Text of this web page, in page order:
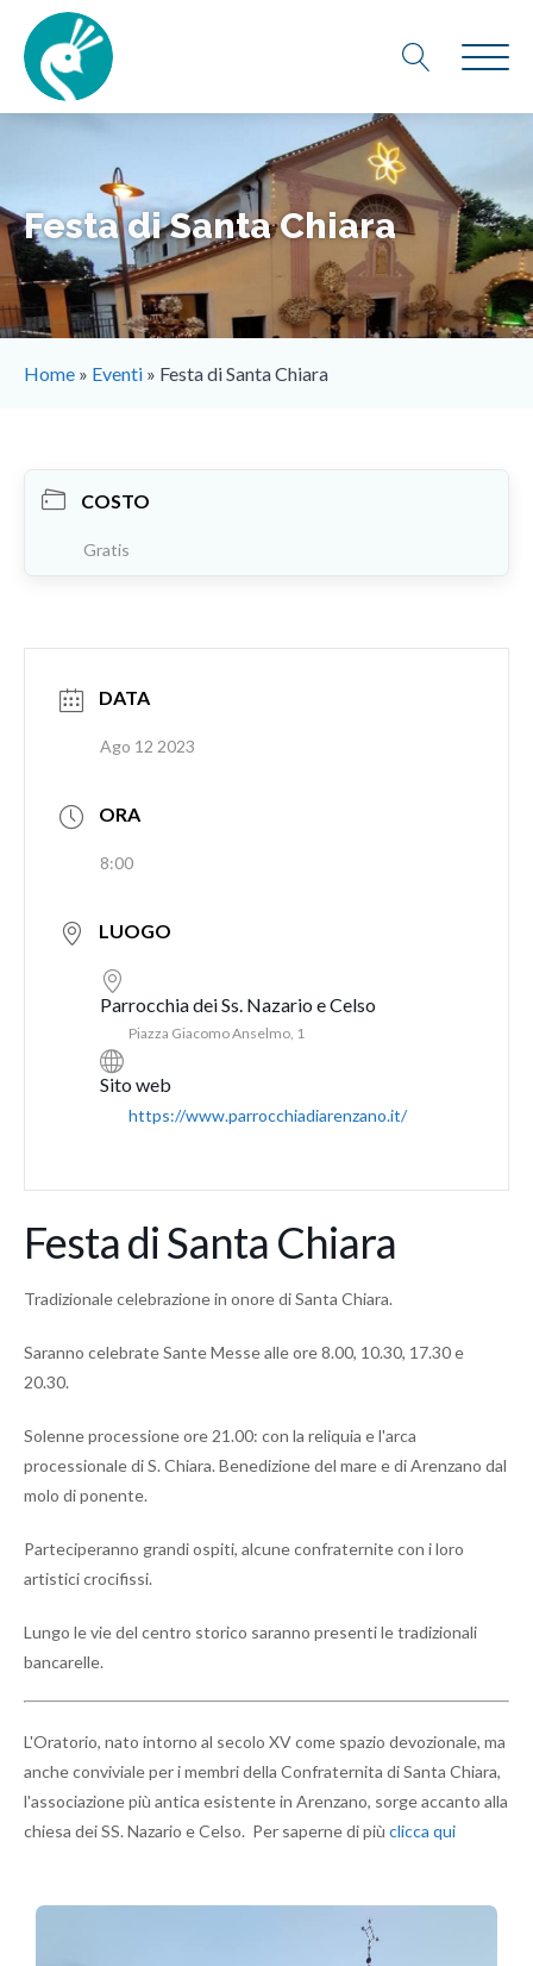
Festa di Santa Chiara
Home » Eventi » Festa di Santa Chiara
COSTO
Gratis
DATA
Ago 12 2023
ORA
8:00
LUOGO
Parrocchia dei Ss. Nazario e Celso
Piazza Giacomo Anselmo, 1
Sito web
https://www.parrocchiadiarenzano.it/
Festa di Santa Chiara
Tradizionale celebrazione in onore di Santa Chiara.
Saranno celebrate Sante Messe alle ore 8.00, 10.30, 17.30 e
20.30.
Solenne processione ore 21.00: con la reliquia e l'arca
processionale di S. Chiara. Benedizione del mare e di Arenzano dal
molo di ponente.
Parteciperanno grandi ospiti, alcune confraternite con i loro
artistici crocifissi.
Lungo le vie del centro storico saranno presenti le tradizionali
bancarelle.
L'Oratorio, nato intorno al secolo XV come spazio devozionale, ma
anche conviviale per i membri della Confraternita di Santa Chiara,
l'associazione più antica esistente in Arenzano, sorge accanto alla
chiesa dei SS. Nazario e Celso. Per saperne di più clicca qui